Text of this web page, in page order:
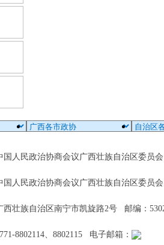
国人民政治协商会议广西壮族自治区委员
国人民政治协商会议广西壮族自治区委员
西壮族自治区南宁市凯旋路2号 邮编：
8802114、8802115 电子邮箱：